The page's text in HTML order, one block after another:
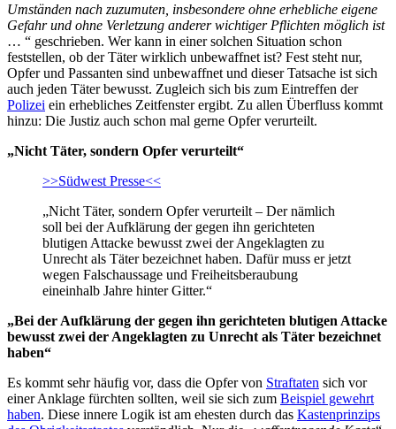
Umständen nach zuzumuten, insbesondere ohne erhebliche eigene
Gefahr und ohne Verletzung anderer wichtiger Pflichten möglich ist
… “ geschrieben. Wer kann in einer solchen Situation schon
feststellen, ob der Täter wirklich unbewaffnet ist? Fest steht nur,
Opfer und Passanten sind unbewaffnet und dieser Tatsache ist sich
auch jeden Täter bewusst. Zugleich sich bis zum Eintreffen der
Polizei ein erhebliches Zeitfenster ergibt. Zu allen Überfluss kommt
hinzu: Die Justiz auch schon mal gerne Opfer verurteilt.
„Nicht Täter, sondern Opfer verurteilt“
>>Südwest Presse<<
„Nicht Täter, sondern Opfer verurteilt – Der nämlich
soll bei der Aufklärung der gegen ihn gerichteten
blutigen Attacke bewusst zwei der Angeklagten zu
Unrecht als Täter bezeichnet haben. Dafür muss er jetzt
wegen Falschaussage und Freiheitsberaubung
eineinhalb Jahre hinter Gitter.“
„Bei der Aufklärung der gegen ihn gerichteten blutigen Attacke
bewusst zwei der Angeklagten zu Unrecht als Täter bezeichnet
haben“
Es kommt sehr häufig vor, dass die Opfer von Straftaten sich vor
einer Anklage fürchten sollten, weil sie sich zum Beispiel gewehrt
haben. Diese innere Logik ist am ehesten durch das Kastenprinzips